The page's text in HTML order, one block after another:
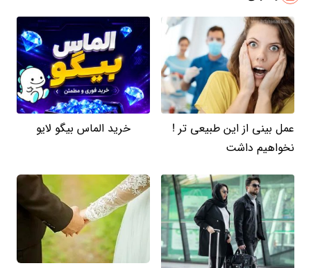
عمل بینی از این طبیعی تر !
نخواهیم داشت
خرید الماس بیگو لایو